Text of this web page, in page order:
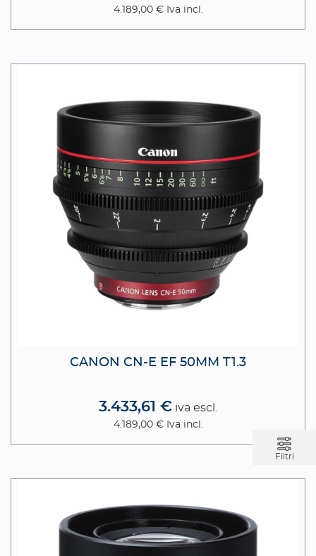
4.189,00 € Iva incl.
CANON CN-E EF 50MM T1.3
3.433,61 € iva escl.
4.189,00 € Iva incl.
Filtri